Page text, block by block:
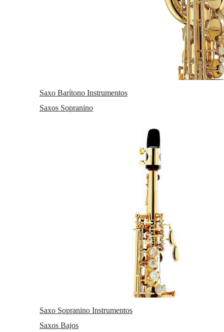
Saxo Barítono Instrumentos
Saxos Sopranino
Saxo Sopranino Instrumentos
Saxos Bajos